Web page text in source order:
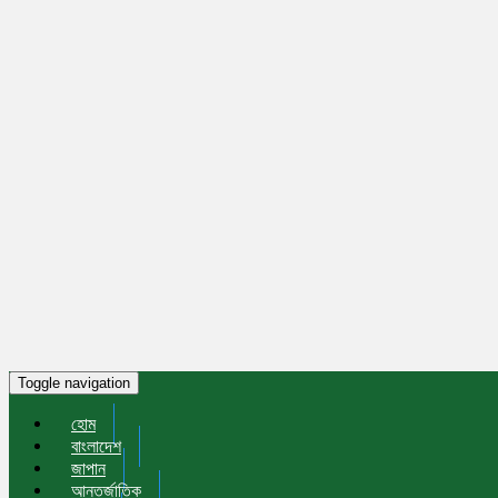
Toggle navigation
হোম
বাংলাদেশ
জাপান
আন্তর্জাতিক